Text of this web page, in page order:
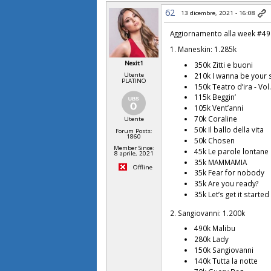
Nexit1
Utente
PLATINO
Utente
Forum Posts:
1860
Member Since:
8 aprile, 2021
Offline
62 13 dicembre, 2021 - 16:08
Aggiornamento alla week #49:
1. Maneskin: 1.285k
350k Zitti e buoni
210k I wanna be your
150k Teatro d’ira - Vol.
115k Beggin’
105k Vent’anni
70k Coraline
50k Il ballo della vita
50k Chosen
45k Le parole lontane
35k MAMMAMIA
35k Fear for nobody
35k Are you ready?
35k Let’s get it started
2. Sangiovanni: 1.200k
490k Malibu
280k Lady
150k Sangiovanni
140k Tutta la notte